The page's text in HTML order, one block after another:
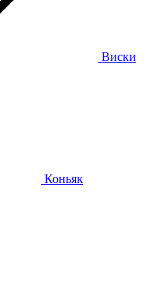
Виски
Коньяк